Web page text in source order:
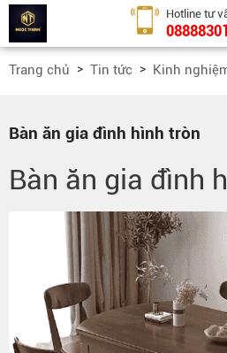
Hotline tư
Trang chủ Tin tức Kinh
Bàn ăn gia đình hình tròn
Bàn ăn gia đình